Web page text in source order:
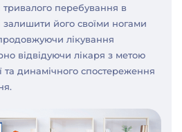
тривалого перебування в
залишити його своїми ногами
лікування
відвідуючи лікаря з метою
та динамічного спостереження